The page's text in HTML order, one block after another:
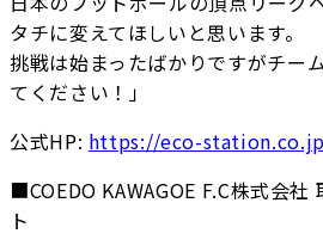
タチに変えてほしいと思います。
挑戦は始まったばかりですがチー
てください！」
公式HP: https://eco-
■COEDO KAWAGOE F.C株式会
ト